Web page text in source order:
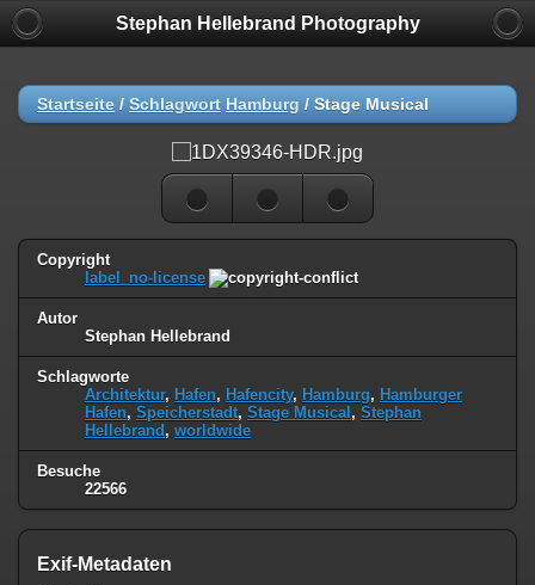
Stephan Hellebrand Photography
Startseite / Schlagwort Hamburg / Stage Musical
Copyright
label_no-license
Autor
Stephan Hellebrand
Schlagworte
Architektur, Hafen, Hafencity, Hamburg, Hamburger
Hafen, Speicherstadt, Stage Musical , Stephan
Hellebrand , worldwide
Besuche
22566
Exif-Metadaten